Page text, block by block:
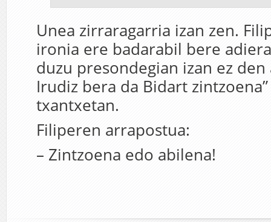
Unea zirraragarria izan zen.
ironia ere badarabil bere
duzu presondegian izan ez
Irudiz bera da Bidart
txantxetan.
Filiperen arrapostua:
– Zintzoena edo abilena!